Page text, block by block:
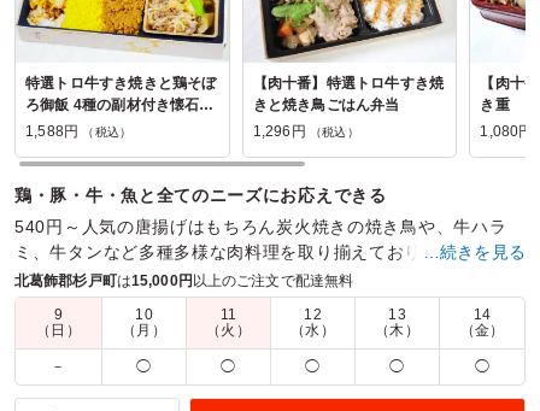
特選トロ牛すき焼きと鶏そぼ
ろ御飯 4種の副材付き懐石御
膳
1,588円 （税込）
【肉十番】特選トロ牛すき焼
きと焼き鳥ごはん弁当
1,296円
（税込）
【肉十
き重
1,080円
鶏・豚・牛・魚と全てのニーズにお応えできる
540円～人気の唐揚げはもちろん炭火焼きの焼き鳥や、牛ハラ
ミ、牛タンなど多種多様な肉料理を取り揃えております。ロケ
や会議など様々シーンでご利用ください
商品数： 締切日時： 1日前10:00 価格帯：
1,080円～1,588円
配達時間：
6:00～17:00
…続きを見る
北葛飾郡杉戸町は15,000円以上のご注文で配達無料
9
（日）
10
（月）
11
（火）
12
（水）
13
（木）
14
（金）
－ ◯ ◯ ◯ ◯ ◯